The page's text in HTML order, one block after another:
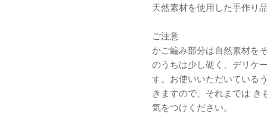
天然素材を使用した手作り
ご注意
かご編み部分は自然素材を
のうちは少し硬く、デリケ
す。お使いいただいている
きますので、それまでは き
気をつけください。